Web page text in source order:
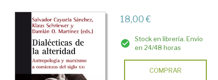
18,00 €
Stock en librería. Envío
en 24/48 horas
COMPRAR